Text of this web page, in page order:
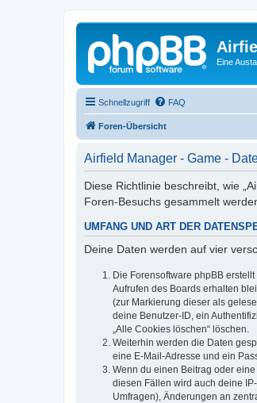
Eine
Schnellzugriff FAQ
Foren-Übersicht
Airfield Manager - Game -
Diese Richtlinie beschreibt, wie
Foren-Besuchs gesammelt
UMFANG UND ART DER
Deine Daten werden auf vier
Die Forensoftware phpBB
Aufrufen des Boards erhalten
(zur Markierung dieser als
deine Benutzer-ID, ein
„Alle Cookies löschen“ löschen.
Weiterhin werden die Daten
eine E-Mail-Adresse und ein
Wenn du einen Beitrag oder
diesen Fällen wird auch deine
Umfragen), Änderungen an